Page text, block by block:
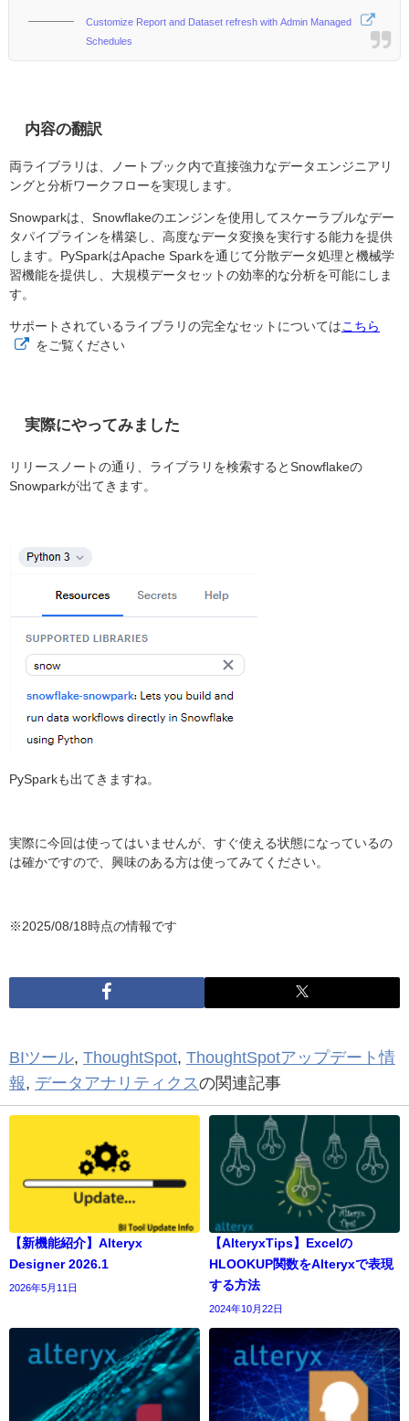
Customize Report and Dataset refresh with Admin Managed
Schedules
内容の翻訳
両ライブラリは、ノートブック内で直接強力なデータエンジニアリ
ングと分析ワークフローを実現します。
Snowparkは、Snowflakeのエンジンを使用してスケーラブルなデー
タパイプラインを構築し、高度なデータ変換を実行する能力を提供
します。PySparkはApache Sparkを通じて分散データ処理と機械学
習機能を提供し、大規模データセットの効率的な分析を可能にしま
す。
サポートされているライブラリの完全なセットについては こちら
をご覧ください
実際にやってみました
リリースノートの通り、ライブラリを検索するとSnowflakeの
Snowparkが出てきます。
PySparkも出てきますね。
実際に今回は使ってはいませんが、すぐ使える状態になっているの
は確かですので、興味のある方は使ってみてください。
※2025/08/18時点の情報です
BIツール, ThoughtSpot, ThoughtSpotアップデート情
報, データアナリティクスの関連記事
【新機能紹介】Alteryx
Designer 2026.1
2026年5月11日
【AlteryxTips】Excelの
HLOOKUP関数をAlteryxで表現
する方法
2024年10月22日